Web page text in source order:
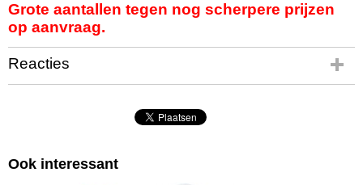
Grote aantallen tegen nog scherpere prijzen
op aanvraag.
Reacties
Ook interessant